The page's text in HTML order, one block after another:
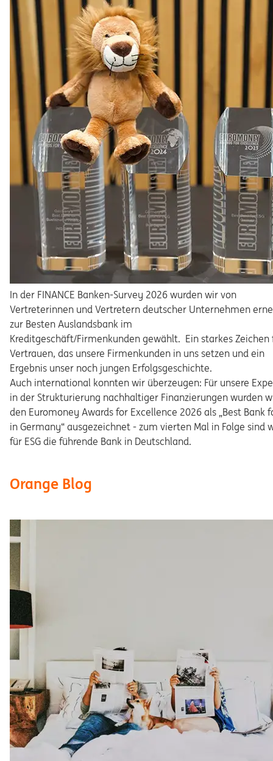
In der FINANCE Banken-Survey 2026 wurden wir von
Vertreterinnen und Vertretern deutscher Unternehmen
zur Besten Auslandsbank im
Kreditgeschäft/Firmenkunden gewählt. Ein starkes Zeichen
Vertrauen, das unsere Firmenkunden in uns setzen und ein
Ergebnis unser noch jungen Erfolgsgeschichte.
Auch international konnten wir überzeugen: Für unsere
in der Strukturierung nachhaltiger Finanzierungen wurden
den Euromoney Awards for Excellence 2026 als „Best Bank
in Germany“ ausgezeichnet - zum vierten Mal in Folge sind
für ESG die führende Bank in Deutschland.
Orange Blog